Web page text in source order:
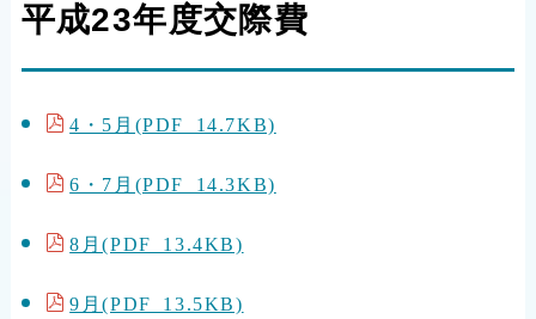
平成23年度交際費
4・5月(PDF 14.7KB)
6・7月(PDF 14.3KB)
8月(PDF 13.4KB)
9月(PDF 13.5KB)